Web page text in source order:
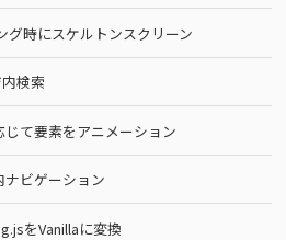
グ時にスケルトンスクリーン
検索
て要素をアニメーション
ビゲーション
をVanillaに変換